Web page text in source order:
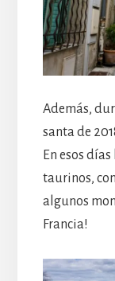
Además,
santa de
En esos
taurinos,
algunos
Francia!